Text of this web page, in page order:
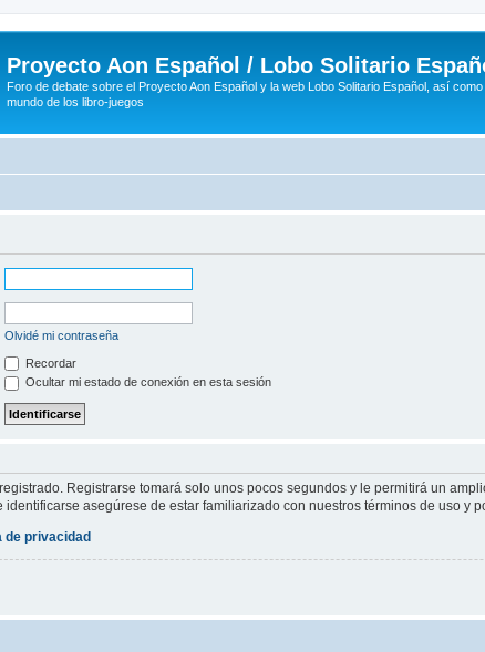
Proyecto Aon Español / Lobo Solitario
Foro de debate sobre el Proyecto Aon Español y la web Lobo Solitario Español, así
mundo de los libro-juegos
Olvidé mi contraseña
Recordar
Ocultar mi estado de conexión en esta sesión
Registrarse tomará solo unos pocos segundos y le permitirá un
identificarse asegúrese de estar familiarizado con nuestros términos de uso
de privacidad